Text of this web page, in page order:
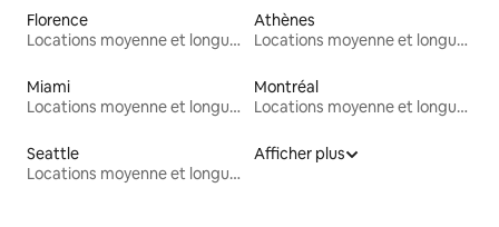
Florence
Locations moyenne et longue durée
Athènes
Locations moyenne et longue durée
Miami
Locations moyenne et longue durée
Montréal
Locations moyenne et longue durée
Seattle
Locations moyenne et longue durée
Afficher plus